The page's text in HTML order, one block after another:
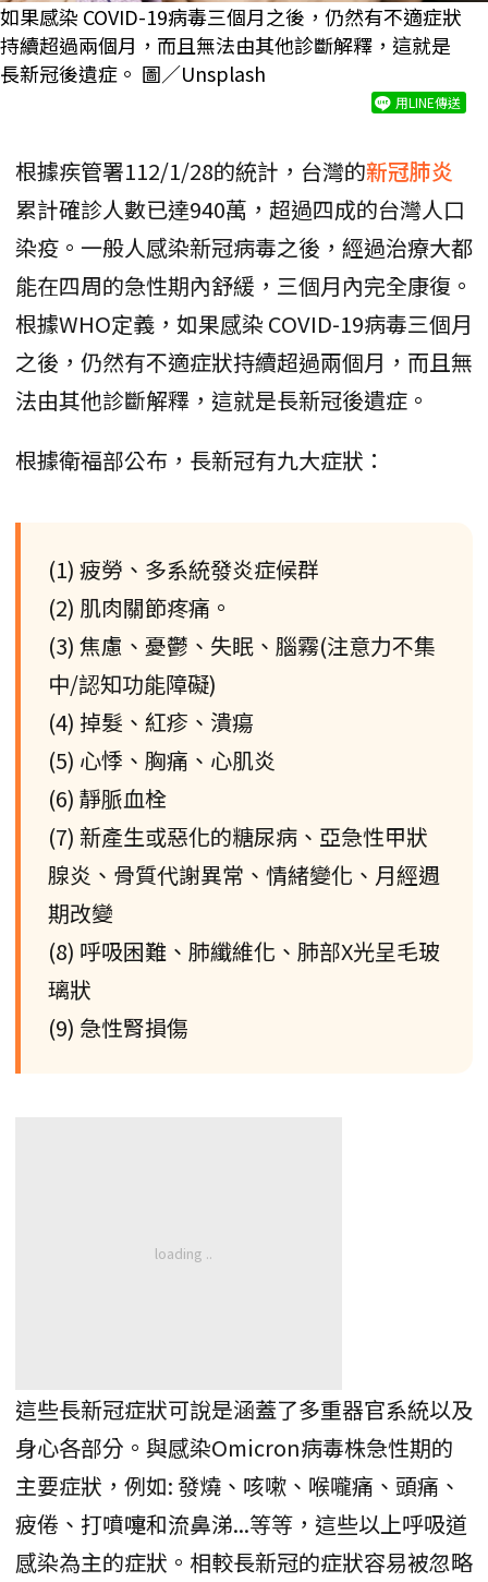
如果感染 COVID-19病毒三個月之後，仍然有不適症狀
持續超過兩個月，而且無法由其他診斷解釋，這就是
長新冠後遺症。 圖／Unsplash
用LINE傳送
根據疾管署112/1/28的統計，台灣的新冠肺炎
累計確診人數已達940萬，超過四成的台灣人口
染疫。一般人感染新冠病毒之後，經過治療大都
能在四周的急性期內舒緩，三個月內完全康復。
根據WHO定義，如果感染 COVID-19病毒三個月
之後，仍然有不適症狀持續超過兩個月，而且無
法由其他診斷解釋，這就是長新冠後遺症。
根據衛福部公布，長新冠有九大症狀：
(1) 疲勞、多系統發炎症候群
(2) 肌肉關節疼痛。
(3) 焦慮、憂鬱、失眠、腦霧(注意力不集
中/認知功能障礙)
(4) 掉髮、紅疹、潰瘍
(5) 心悸、胸痛、心肌炎
(6) 靜脈血栓
(7) 新產生或惡化的糖尿病、亞急性甲狀
腺炎、骨質代謝異常、情緒變化、月經週
期改變
(8) 呼吸困難、肺纖維化、肺部X光呈毛玻
璃狀
(9) 急性腎損傷
這些長新冠症狀可說是涵蓋了多重器官系統以及
身心各部分。與感染Omicron病毒株急性期的
主要症狀，例如: 發燒、咳嗽、喉嚨痛、頭痛、
疲倦、打噴嚏和流鼻涕...等等，這些以上呼吸道
感染為主的症狀。相較長新冠的症狀容易被忽略